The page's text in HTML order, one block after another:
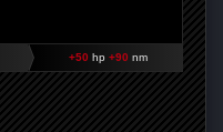
+50 hp +90 nm